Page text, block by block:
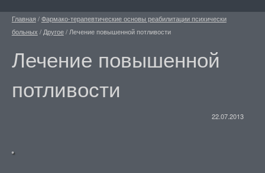
Главная /Фармако-терапевтические основы реабилитации психически
больных / Другое/ Лечение повышенной потливости
Лечение повышенной
потливости
22.07.2013